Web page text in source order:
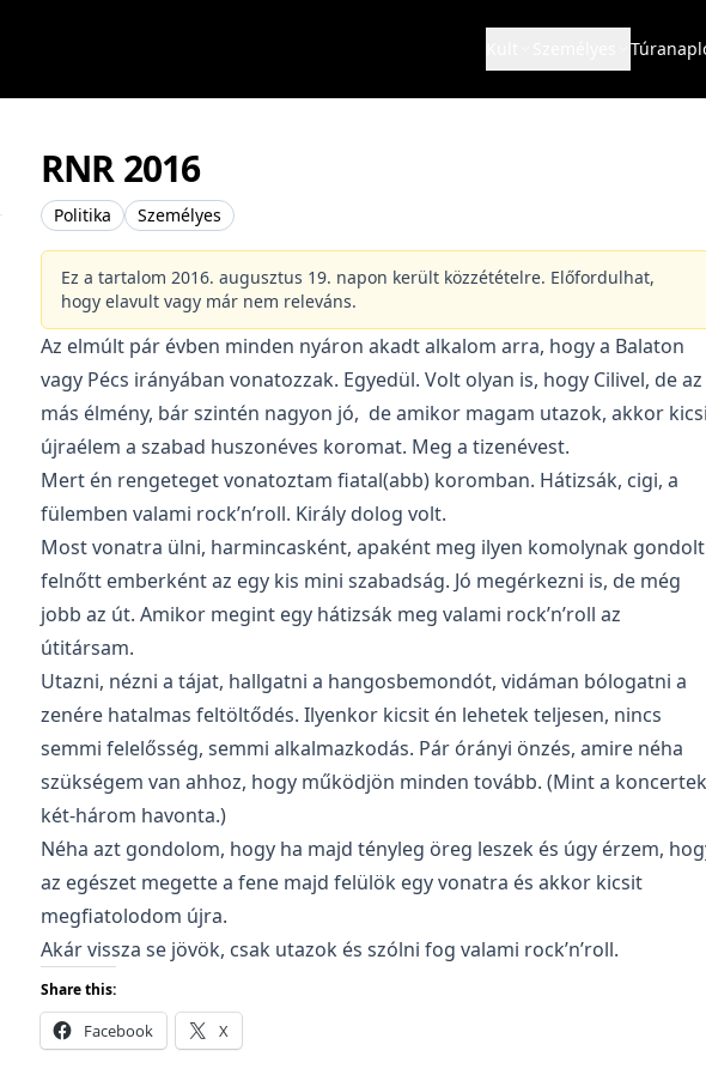
RNR 2016
Politika Személyes
Ez a tartalom 2016. augusztus 19. napon került közzétételre. Előfordulhat,
hogy elavult vagy már nem releváns.
Az elmúlt pár évben minden nyáron akadt alkalom arra, hogy a Balaton
vagy Pécs irányában vonatozzak. Egyedül. Volt olyan is, hogy Cilivel, de az
más élmény, bár szintén nagyon jó, de amikor magam utazok, akkor
újraélem a szabad huszonéves koromat. Meg a tizenévest.
Mert én rengeteget vonatoztam fiatal(abb) koromban. Hátizsák, cigi, a
fülemben valami rock’n’roll. Király dolog volt.
Most vonatra ülni, harmincasként, apaként meg ilyen komolynak gondolt
felnőtt emberként az egy kis mini szabadság. Jó megérkezni is, de még
jobb az út. Amikor megint egy hátizsák meg valami rock’n’roll az
útitársam.
Utazni, nézni a tájat, hallgatni a hangosbemondót, vidáman bólogatni a
zenére hatalmas feltöltődés. Ilyenkor kicsit én lehetek teljesen, nincs
semmi felelősség, semmi alkalmazkodás. Pár órányi önzés, amire néha
szükségem van ahhoz, hogy működjön minden tovább. (Mint a koncertek
két-három havonta.)
Néha azt gondolom, hogy ha majd tényleg öreg leszek és úgy érzem,
az egészet megette a fene majd felülök egy vonatra és akkor kicsit
megfiatolodom újra.
Akár vissza se jövök, csak utazok és szólni fog valami rock’n’roll.
Share this:
Facebook X